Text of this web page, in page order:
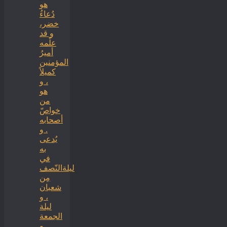
هو
دُعاءُ
خضر،
و قد
علّمه
أميرُ
المؤمنين
كميلاً
، و
هو
من
خواصّ
أصحابه
. و
يُدعى
به
في
ليلةالنّصف
مِن
شعبان
، و
ليلة
الجمعة